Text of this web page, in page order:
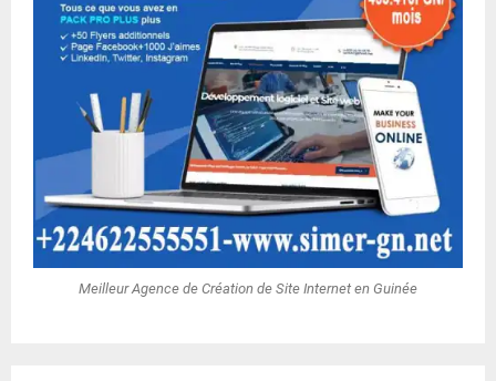
Meilleur Agence de Création de Site Internet en Guinée